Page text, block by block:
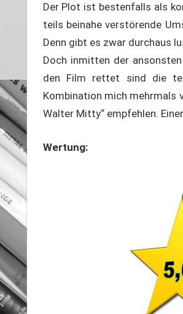
Der Plot ist bestenfalls als
teils beinahe verstörende
Denn gibt es zwar durchaus
Doch inmitten der
den Film rettet sind die
Kombination mich mehrmals
Walter Mitty“ empfehlen.
Wertung: